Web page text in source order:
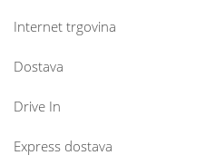
Internet trgovina
Dostava
Drive In
Express dostava